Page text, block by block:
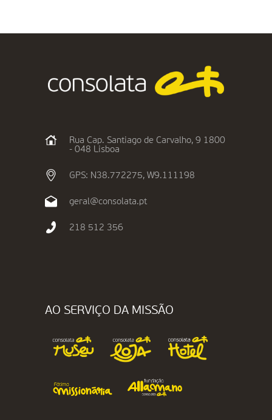
Rua Cap. Santiago de Carvalho, 9 1800
- 048 Lisboa
GPS: N38.772275, W9.111198
geral@consolata.pt
218 512 356
AO SERVIÇO DA MISSÃO